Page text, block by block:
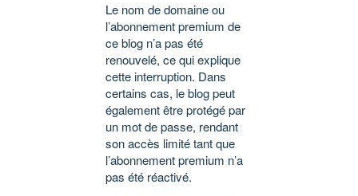
Le nom de domaine ou
l’abonnement premium de
ce blog n’a pas été
renouvelé, ce qui explique
cette interruption. Dans
certains cas, le blog peut
également être protégé par
un mot de passe, rendant
son accès limité tant que
l’abonnement premium n’a
pas été réactivé.